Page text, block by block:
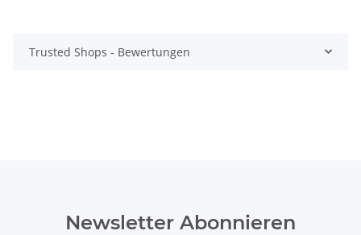
Trusted Shops - Bewertungen
Newsletter Abonnieren